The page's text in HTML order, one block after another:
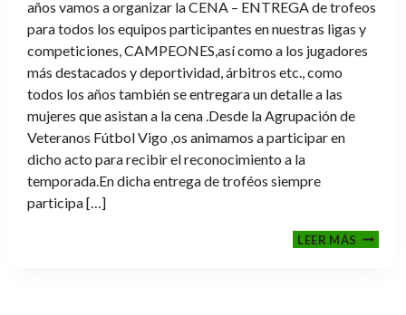
años vamos a organizar la CENA – ENTREGA de trofeos
para todos los equipos participantes en nuestras ligas y
competiciones, CAMPEONES,así como a los jugadores
más destacados y deportividad, árbitros etc., como
todos los años también se entregara un detalle a las
mujeres que asistan a la cena .Desde la Agrupación de
Veteranos Fútbol Vigo ,os animamos a participar en
dicho acto para recibir el reconocimiento a la
temporada.En dicha entrega de troféos siempre
participa […]
LEER MÁSCENA-